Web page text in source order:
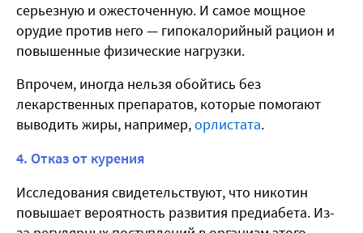
серьезную и ожесточенную. И самое мощное
орудие против него — гипокалорийный рацион и
повышенные физические нагрузки.
Впрочем, иногда нельзя обойтись без
лекарственных препаратов, которые помогают
выводить жиры, например,орлистата.
4. Отказ от курения
Исследования свидетельствуют, что никотин
повышает вероятность развития предиабета. Из-